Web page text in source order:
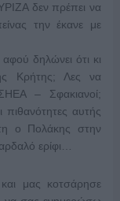
δεν πρέπει να
την έκανε με
δηλώνει ότι κι
Κρήτης; Λες να
– Σφακιανοί;
αυτής
ο Πολάκης στην
ερίφι…
μας κοτσάρησε